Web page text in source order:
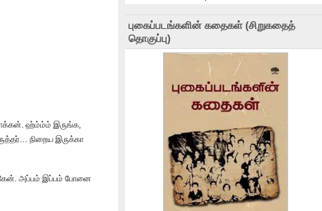
ஹ்ம்ம்ம் இருங்க,
நிறைய இருக்கா
அப்பம் இப்பம் போனை
புகைப்படங்களின் கதைகள் (சிறுகதைத்
தொகுப்பு)